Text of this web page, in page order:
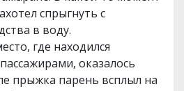
спрыгнуть с
в воду.
где находился
оказалось
прыжка парень всплыл на